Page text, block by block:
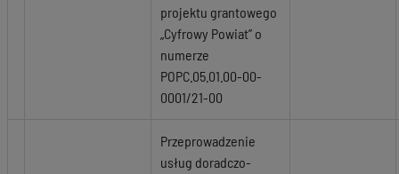
projektu grantowego
„Cyfrowy Powiat” o
numerze
POPC.05.01.00-00-
0001/21-00
Przeprowadzenie
usług doradczo-